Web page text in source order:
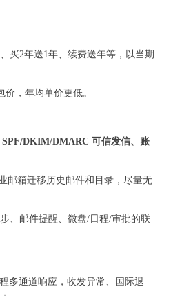
买2年送1年、续费送年等，以当期
价，年均单价更低。
DKIM/DMARC 可信发信、账
邮箱迁移历史邮件和目录，尽量无
、邮件提醒、微盘/日程/审批的联
多通道响应，收发异常、国际退